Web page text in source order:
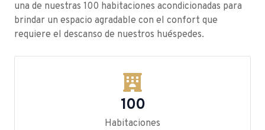
una de nuestras 100 habitaciones acondicionadas para
brindar un espacio agradable con el confort que
requiere el descanso de nuestros huéspedes.
100
Habitaciones